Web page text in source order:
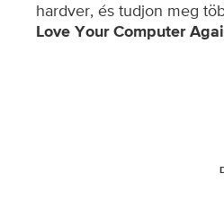
hardver, és tudjon meg
Love Your Computer